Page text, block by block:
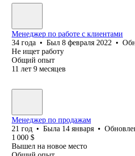
Менеджер по работе с клиентами
34 года • Был 8 февраля 2022 •
Не ищет работу
Общий опыт
11 лет 9 месяцев
Менеджер по продажам
21 год • Была 14 января •
1 000 $
Вышел на новое место